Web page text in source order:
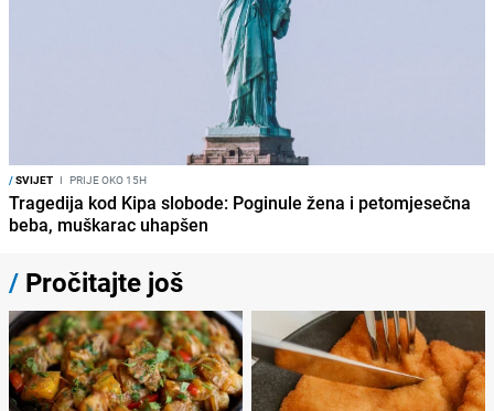
/SVIJET I PRIJE OKO 15H
Tragedija kod Kipa slobode: Poginule žena i petomjesečna
beba, muškarac uhapšen
/ Pročitajte još